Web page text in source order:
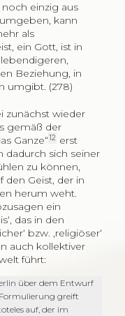
noch einzig aus
kann
als
ein Gott, ist in
Beziehung, in
umgibt. (278)
zunächst wieder
gemäß der
Ganze“12 erst
dadurch sich seiner
zu können,
den Geist, der in
herum weht.
ein
das in den
bzw. ‚religiöser‘
auch kollektiver
führt:
über dem Entwurf
greift
auf, der im